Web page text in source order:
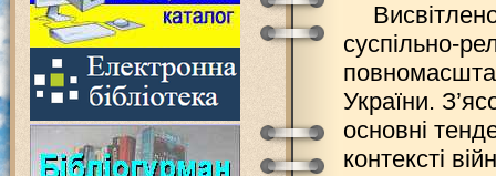
суспільно-
України.
основні
контексті